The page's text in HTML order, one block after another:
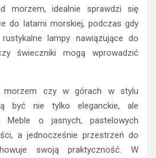
morzem, idealnie sprawdzi się
do latarni morskiej, podczas gdy
lampy nawiązujące do
świeczniki mogą wprowadzić
morzem czy w górach w stylu
być nie tylko eleganckie, ale
Meble o jasnych, pastelowych
a jednocześnie przestrzeń do
swoją praktyczność. W